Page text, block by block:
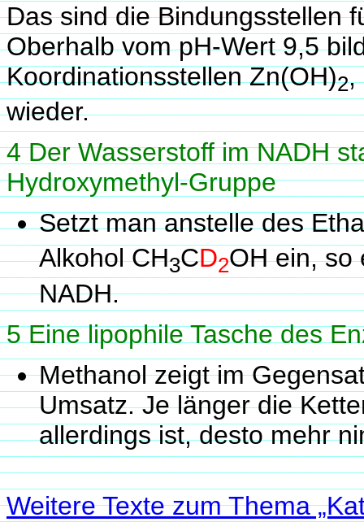
Das sind die Bindungsstellen
Oberhalb vom pH-Wert 9,5
Koordinationsstellen Zn(OH)2,
wieder.
4 Der Wasserstoff im NADH
Hydroxymethyl-Gruppe
Setzt man anstelle des
Alkohol CH3CD2OH ein, so
NADH.
5 Eine lipophile Tasche des
Methanol zeigt im
Umsatz. Je länger die
allerdings ist, desto mehr
Weitere Texte zum Thema